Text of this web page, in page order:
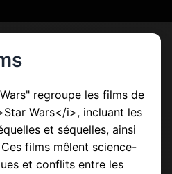
regroupe les films de
Wars</i>, incluant les
et séquelles, ainsi
films mêlent science-
et conflits entre les